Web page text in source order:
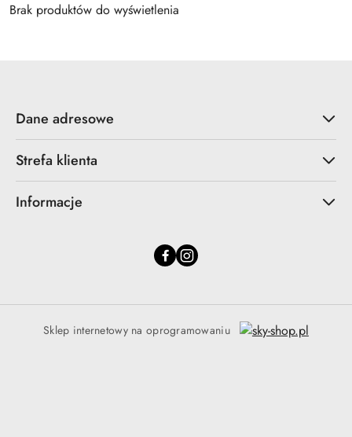
Brak produktów do wyświetlenia
Dane adresowe
Strefa klienta
Informacje
Sklep internetowy na oprogramowaniu